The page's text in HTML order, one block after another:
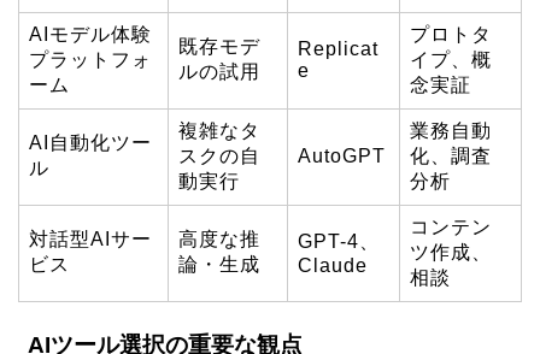
AIモデル体験
プラットフォ
ーム
既存モデ
ルの試用
Replicat
e
プロトタ
イプ、概
念実証
AI自動化ツー
ル
複雑なタ
スクの自
動実行
AutoGPT
業務自動
化、調査
分析
対話型AIサー
ビス
高度な推
論・生成
GPT-4、
Claude
コンテン
ツ作成、
相談
AIツール選択の重要な観点